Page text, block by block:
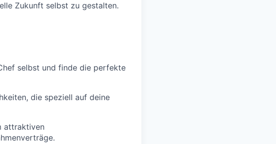
Zukunft selbst zu gestalten.
selbst und finde die perfekte
die speziell auf deine
attraktiven